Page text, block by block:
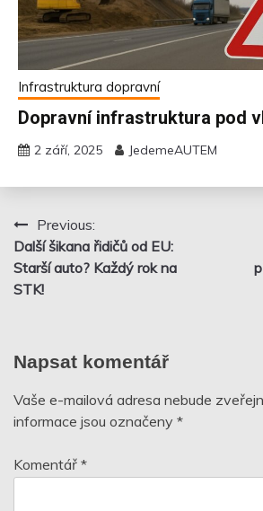
Infrastruktura dopravní
Dopravní infrastruktura pod
2 září, 2025 JedemeAUTEM
Navigace
pro
příspěvek
Previous:
Další šikana řidičů od EU:
Starší auto? Každý rok na
STK!
Napsat komentář
Vaše e-mailová adresa nebude
informace jsou označeny *
Komentář *